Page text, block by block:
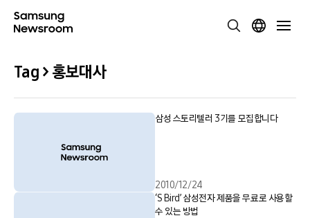
Tag > 홍보대사
삼성 스토리텔러 3기를 모집합니다
2010/12/24
‘S Bird’ 삼성전자 제품을 무료로 사용할
수 있는 방법